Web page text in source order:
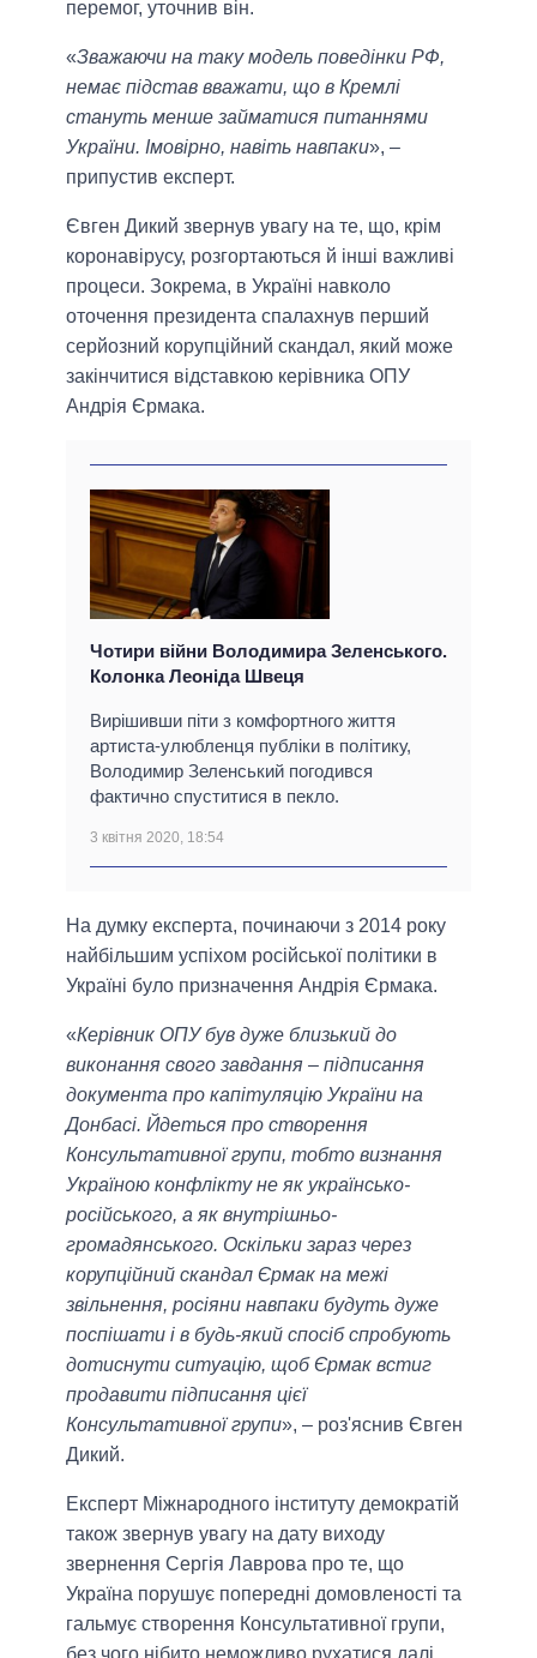
перемог, уточнив він.
«Зважаючи на таку модель поведінки РФ,
немає підстав вважати, що в Кремлі
стануть менше займатися питаннями
України. Імовірно, навіть навпаки», –
припустив експерт.
Євген Дикий звернув увагу на те, що, крім
коронавірусу, розгортаються й інші важливі
процеси. Зокрема, в Україні навколо
оточення президента спалахнув перший
серйозний корупційний скандал, який може
закінчитися відставкою керівника ОПУ
Андрія Єрмака.
Чотири війни Володимира Зеленського.
Колонка Леоніда Швеця
Вирішивши піти з комфортного життя
артиста-улюбленця публіки в політику,
Володимир Зеленський погодився
фактично спуститися в пекло.
3 квітня 2020, 18:54
На думку експерта, починаючи з 2014 року
найбільшим успіхом російської політики в
Україні було призначення Андрія Єрмака.
«Керівник ОПУ був дуже близький до
виконання свого завдання – підписання
документа про капітуляцію України на
Донбасі. Йдеться про створення
Консультативної групи, тобто визнання
Україною конфлікту не як українсько-
російського, а як внутрішньо-
громадянського. Оскільки зараз через
корупційний скандал Єрмак на межі
звільнення, росіяни навпаки будуть дуже
поспішати і в будь-який спосіб спробують
дотиснути ситуацію, щоб Єрмак встиг
продавити підписання цієї
Консультативної групи», – роз'яснив Євген
Дикий.
Експерт Міжнародного інституту демократій
також звернув увагу на дату виходу
звернення Сергія Лаврова про те, що
Україна порушує попередні домовленості та
гальмує створення Консультативної групи,